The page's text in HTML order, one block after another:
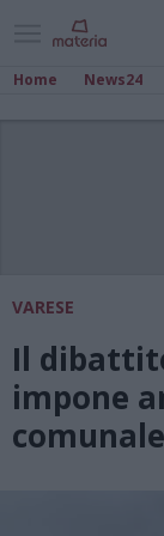
Home News24
VARESE
Il
impone